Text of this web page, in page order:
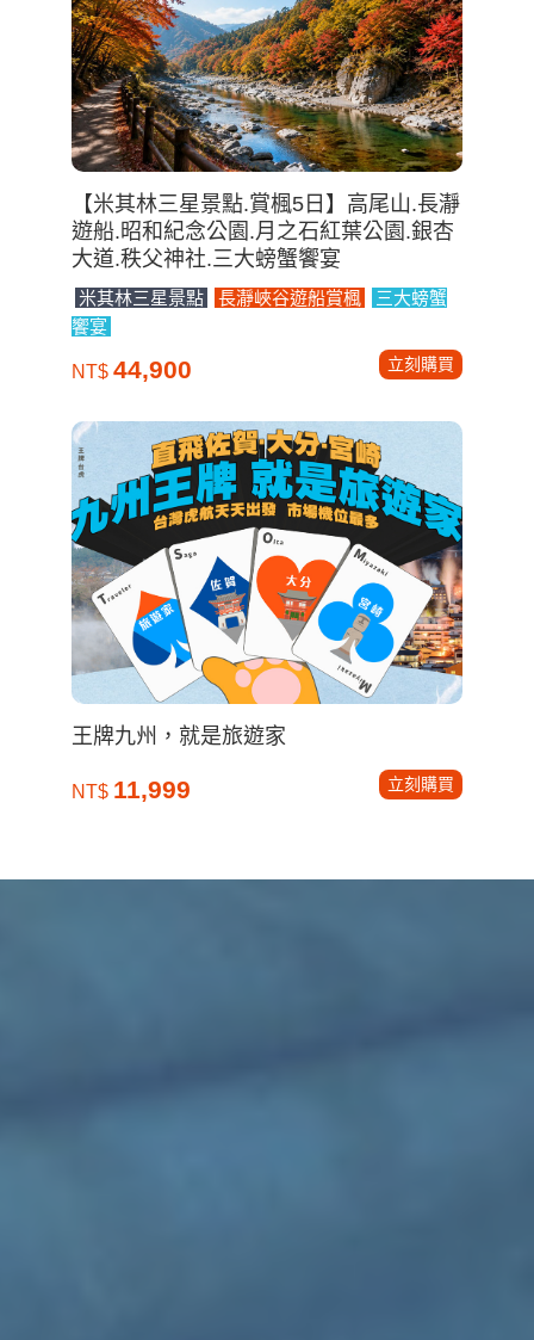
【米其林三星景點.賞楓5日】高尾山.長瀞
遊船.昭和紀念公園.月之石紅葉公園.銀杏
大道.秩父神社.三大螃蟹饗宴
米其林三星景點 長瀞峽谷遊船賞楓
三大螃蟹
饗宴
NT$ 44,900 立刻購買
王牌九州，就是旅遊家
NT$ 11,999 立刻購買